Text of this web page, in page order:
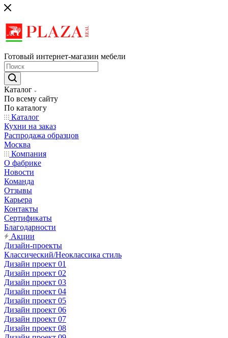
Готовый интернет-магазин мебели
Каталог
По всему сайту
По каталогу
Каталог
Кухни на заказ
Распродажа образцов
Москва
Компания
О фабрике
Новости
Команда
Отзывы
Карьера
Контакты
Сертификаты
Благодарности
Акции
Дизайн-проекты
Классический/Неоклассика стиль
Дизайн проект 01
Дизайн проект 02
Дизайн проект 03
Дизайн проект 04
Дизайн проект 05
Дизайн проект 06
Дизайн проект 07
Дизайн проект 08